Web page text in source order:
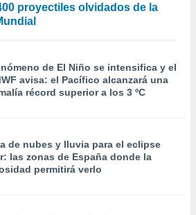
proyectiles olvidados de la
de El Niño se intensifica y el
avisa: el Pacífico alcanzará una
récord superior a los 3 ºC
de nubes y lluvia para el eclipse
las zonas de España donde la
permitirá verlo